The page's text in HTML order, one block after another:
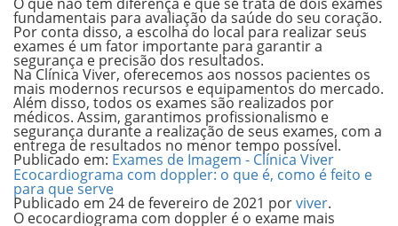
fundamentais para avaliação da saúde do seu coração.
Por conta disso, a escolha do local para realizar seus
exames é um fator importante para garantir a
segurança e precisão dos resultados.
Na Clínica Viver, oferecemos aos nossos pacientes os
mais modernos recursos e equipamentos do mercado.
Além disso, todos os exames são realizados por
médicos. Assim, garantimos profissionalismo e
segurança durante a realização de seus exames, com a
entrega de resultados no menor tempo possível.
Publicado em: Exames de Imagem - Clínica Viver
Ecocardiograma com doppler: o que é, como é feito e
para que serve
Publicado em 24 de fevereiro de 2021 porviver.
O ecocardiograma com doppler é o exame mais